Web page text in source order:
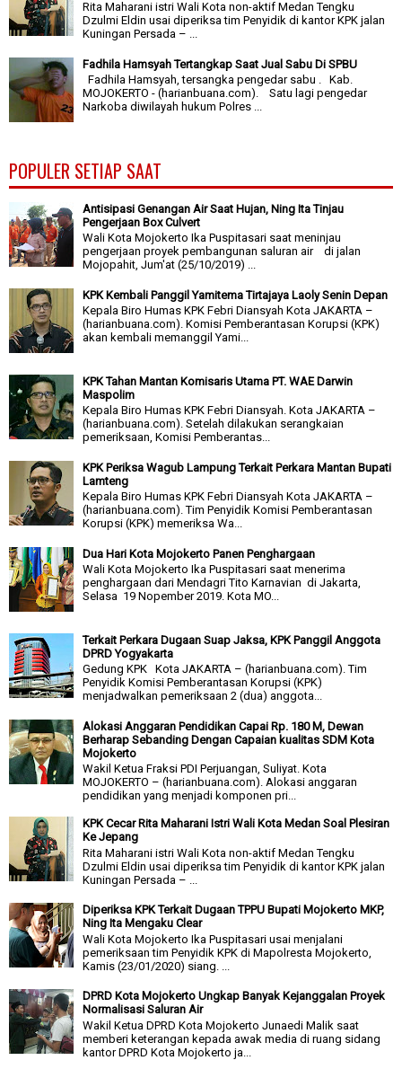
Rita Maharani istri Wali Kota non-aktif Medan Tengku
Dzulmi Eldin usai diperiksa tim Penyidik di kantor KPK jalan
Kuningan Persada – ...
Fadhila Hamsyah Tertangkap Saat Jual Sabu Di SPBU
Fadhila Hamsyah, tersangka pengedar sabu . Kab.
MOJOKERTO - (harianbuana.com). Satu lagi pengedar
Narkoba diwilayah hukum Polres ...
POPULER SETIAP SAAT
Antisipasi Genangan Air Saat Hujan, Ning Ita Tinjau
Pengerjaan Box Culvert
Wali Kota Mojokerto Ika Puspitasari saat meninjau
pengerjaan proyek pembangunan saluran air di jalan
Mojopahit, Jum'at (25/10/2019) ...
KPK Kembali Panggil Yamitema Tirtajaya Laoly Senin Depan
Kepala Biro Humas KPK Febri Diansyah Kota JAKARTA –
(harianbuana.com). Komisi Pemberantasan Korupsi (KPK)
akan kembali memanggil Yami...
KPK Tahan Mantan Komisaris Utama PT. WAE Darwin
Maspolim
Kepala Biro Humas KPK Febri Diansyah. Kota JAKARTA –
(harianbuana.com). Setelah dilakukan serangkaian
pemeriksaan, Komisi Pemberantas...
KPK Periksa Wagub Lampung Terkait Perkara Mantan Bupati
Lamteng
Kepala Biro Humas KPK Febri Diansyah Kota JAKARTA –
(harianbuana.com). Tim Penyidik Komisi Pemberantasan
Korupsi (KPK) memeriksa Wa...
Dua Hari Kota Mojokerto Panen Penghargaan
Wali Kota Mojokerto Ika Puspitasari saat menerima
penghargaan dari Mendagri Tito Karnavian di Jakarta,
Selasa 19 Nopember 2019. Kota MO...
Terkait Perkara Dugaan Suap Jaksa, KPK Panggil Anggota
DPRD Yogyakarta
Gedung KPK Kota JAKARTA – (harianbuana.com). Tim
Penyidik Komisi Pemberantasan Korupsi (KPK)
menjadwalkan pemeriksaan 2 (dua) anggota...
Alokasi Anggaran Pendidikan Capai Rp. 180 M, Dewan
Berharap Sebanding Dengan Capaian kualitas SDM Kota
Mojokerto
Wakil Ketua Fraksi PDI Perjuangan, Suliyat. Kota
MOJOKERTO – (harianbuana.com). Alokasi anggaran
pendidikan yang menjadi komponen pri...
KPK Cecar Rita Maharani Istri Wali Kota Medan Soal Plesiran
Ke Jepang
Rita Maharani istri Wali Kota non-aktif Medan Tengku
Dzulmi Eldin usai diperiksa tim Penyidik di kantor KPK jalan
Kuningan Persada – ...
Diperiksa KPK Terkait Dugaan TPPU Bupati Mojokerto MKP,
Ning Ita Mengaku Clear
Wali Kota Mojokerto Ika Puspitasari usai menjalani
pemeriksaan tim Penyidik KPK di Mapolresta Mojokerto,
Kamis (23/01/2020) siang. ...
DPRD Kota Mojokerto Ungkap Banyak Kejanggalan Proyek
Normalisasi Saluran Air
Wakil Ketua DPRD Kota Mojokerto Junaedi Malik saat
memberi keterangan kepada awak media di ruang sidang
kantor DPRD Kota Mojokerto ja...